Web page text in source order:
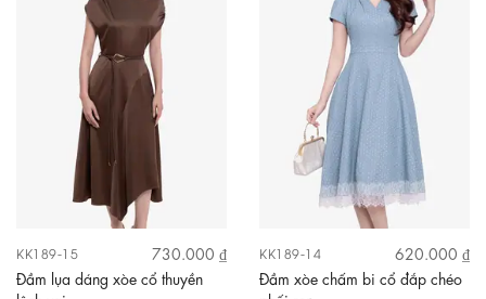
KK189-15
730.000 ₫
Đầm lụa dáng xòe cổ thuyền
KK189-14
620.000 ₫
Đầm xòe chấm bi cổ đắp chéo